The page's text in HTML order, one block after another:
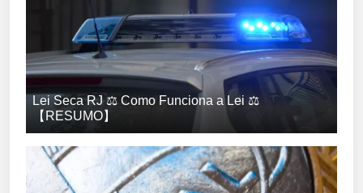
Lei Seca RJ ⚖️ Como Funciona a Lei ⚖️
【RESUMO】